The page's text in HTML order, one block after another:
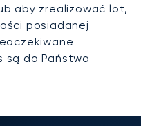
aby zrealizować lot,
posiadanej
są do Państwa